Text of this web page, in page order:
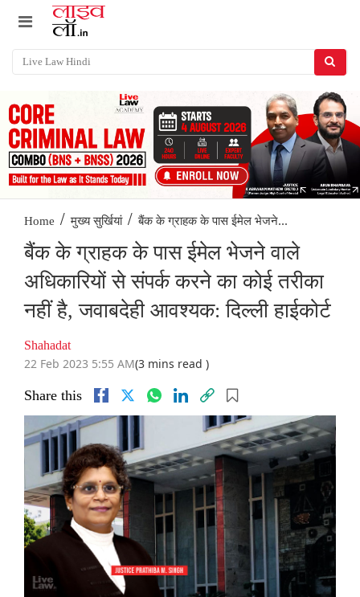
Home / मुख्य सुर्खियां / बैंक के ग्राहक के पास ईमेल भेजने...
बैंक के ग्राहक के पास ईमेल भेजने वाले
अधिकारियों से संपर्क करने का कोई तरीका
नहीं है, जवाबदेही आवश्यक: दिल्ली हाईकोर्ट
Shahadat
22 Feb 2023 5:55 AM(3 mins read )
Share this